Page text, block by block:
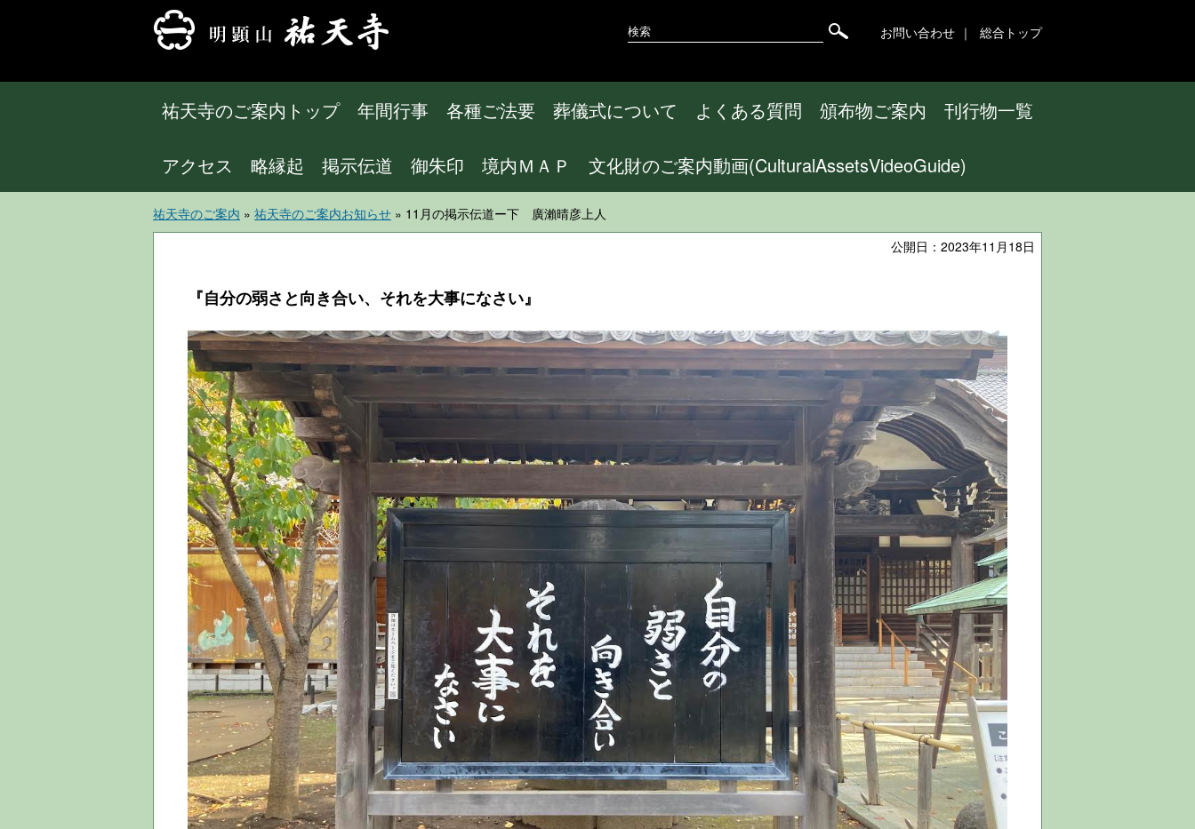
お問い合わせ 総合トップ
祐天寺のご案内トップ 年間行事 各種ご法要 葬儀式について よくある質問 頒布物ご案内 刊行物一覧
アクセス 略縁起 掲示伝道 御朱印 境内ＭＡＰ 文化財のご案内動画(CulturalAssetsVideoGuide)
祐天寺のご案内 » 祐天寺のご案内お知らせ » 11月の掲示伝道ー下 廣瀨晴彦上人
公開日：2023年11月18日
『自分の弱さと向き合い、それを大事になさい』